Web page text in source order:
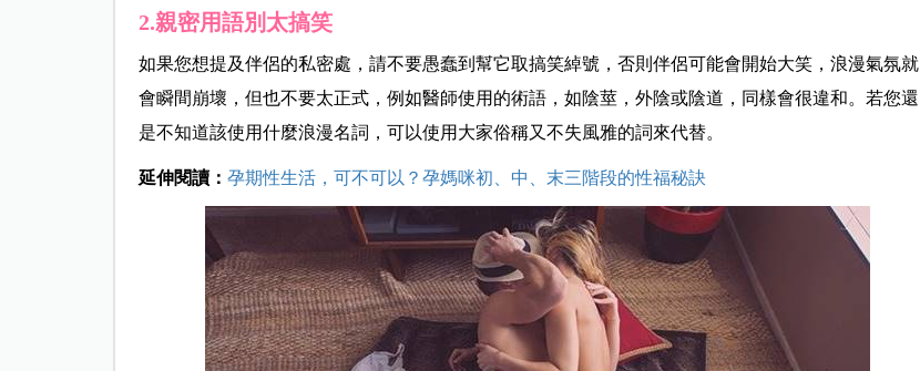
2.親密用語別太搞笑
如果您想提及伴侶的私密處，請不要愚蠢到幫它取搞笑綽號，否則伴侶可能會開始大笑，浪漫氣氛就
會瞬間崩壞，但也不要太正式，例如醫師使用的術語，如陰莖，外陰或陰道，同樣會很違和。若您還
是不知道該使用什麼浪漫名詞，可以使用大家俗稱又不失風雅的詞來代替。
延伸閱讀： 孕期性生活，可不可以？孕媽咪初、中、末三階段的性福秘訣